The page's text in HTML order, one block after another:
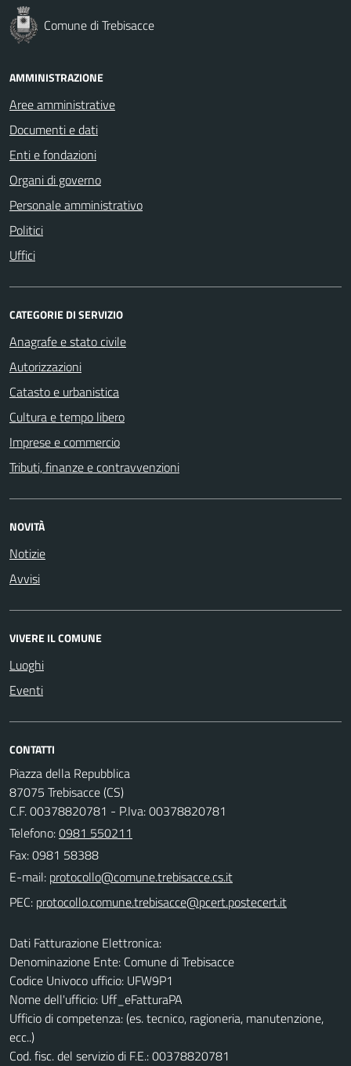
Comune di Trebisacce
AMMINISTRAZIONE
Aree amministrative
Documenti e dati
Enti e fondazioni
Organi di governo
Personale amministrativo
Politici
Uffici
CATEGORIE DI SERVIZIO
Anagrafe e stato civile
Autorizzazioni
Catasto e urbanistica
Cultura e tempo libero
Imprese e commercio
Tributi, finanze e contravvenzioni
NOVITÀ
Notizie
Avvisi
VIVERE IL COMUNE
Luoghi
Eventi
CONTATTI
Piazza della Repubblica
87075 Trebisacce (CS)
C.F. 00378820781 - P.Iva: 00378820781
Telefono:0981 550211
Fax: 0981 58388
E-mail:
PEC:
Dati Fatturazione Elettronica:
Denominazione Ente: Comune di Trebisacce
Codice Univoco ufficio: UFW9P1
Nome dell'ufficio: Uff_eFatturaPA
Ufficio di competenza: (es. tecnico, ragioneria, manutenzione,
ecc..)
Cod. fisc. del servizio di F.E.: 00378820781